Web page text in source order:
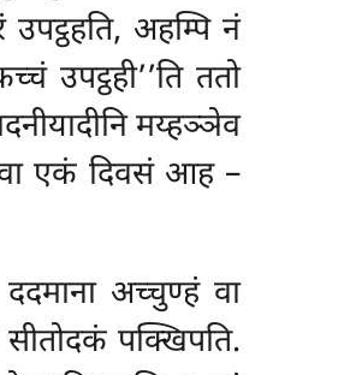
अहम्पि नं
उपट्ठही’’ति ततो
मय्हञ्ञेव
एकं दिवसं आह –
ददमाना अच्चुण्हं वा
सीतोदकं पक्खिपति.